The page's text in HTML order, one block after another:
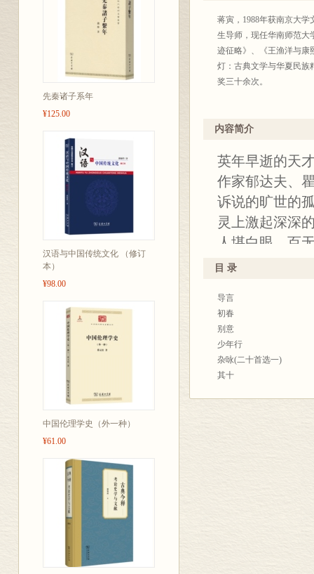
先秦诸子系年
¥125.00
汉语与中国传统文化 （修订
本）
¥98.00
中国伦理学史（外一种）
¥61.00
蒋寅，1988年获南京大
生导师，现任华南师范大
迹征略》、《王渔洋与康
灯：古典文学与华夏民族
奖三十余次。
内容简介
英年早逝的天
作家郁达夫、
诉说的旷世的
灵上激起深深
人堪白眼，百
这些名句至今
最好的黄仲则
目 录
导言
初春
别意
少年行
杂咏(二十首选一)
其十